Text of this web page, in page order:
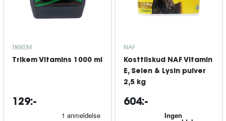
TRIKEM
Trikem Vitamins 1000 ml
129:-
NAF
Kosttilskud NAF Vitamin
E, Selen & Lysin pulver
2,5 kg
604:-